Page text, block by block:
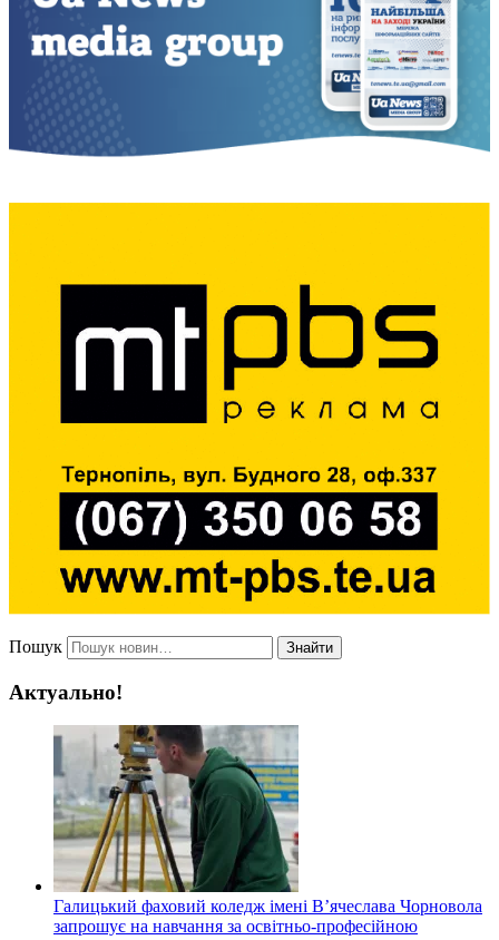
Пошук Знайти
Актуально!
Галицький фаховий коледж імені В’ячеслава Чорновола
запрошує на навчання за освітньо-професійною